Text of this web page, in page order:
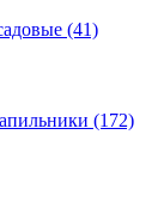
(41)
(172)